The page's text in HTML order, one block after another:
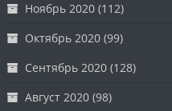
Ноябрь 2020 (112)
Октябрь 2020 (99)
Сентябрь 2020 (128)
Август 2020 (98)